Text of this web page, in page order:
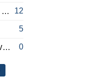
L. Messi pasižymėjo kilniu poelgiu dėl kilusių gaisrų Madride 12
5
Dvikovas su „Hajduk“ transliuos TV3, paskutinėje transliacijoje – nauji rekordai 0